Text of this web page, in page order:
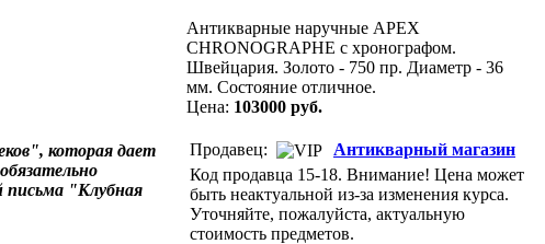
которая дает
письма "Клубная
Антикварные наручные APEX
CHRONOGRAPHE с хронографом.
Швейцария. Золото - 750 пр. Диаметр - 36
мм. Состояние отличное.
Цена: 103000 руб.
Продавец:
Антикварный магазин
Код продавца 15-18. Внимание! Цена может
быть неактуальной из-за изменения курса.
Уточняйте, пожалуйста, актуальную
стоимость предметов.